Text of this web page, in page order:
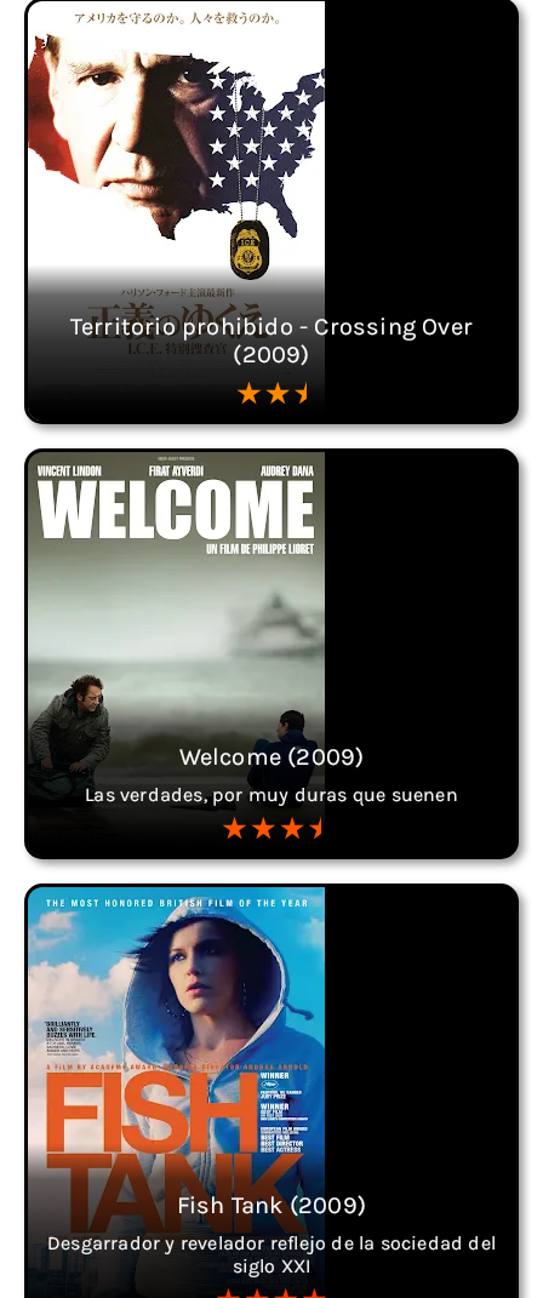
Territorio prohibido - Crossing Over
(2009)
Welcome (2009)
Las verdades, por muy duras que suenen
Fish Tank (2009)
Desgarrador y revelador reflejo de la sociedad del
siglo XXI